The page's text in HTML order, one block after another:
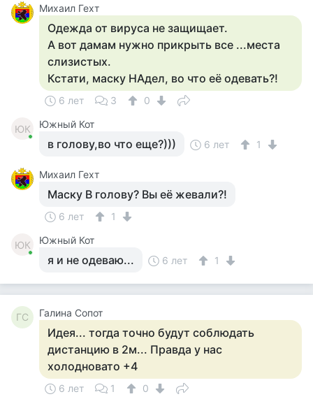
Михаил Гехт
Одежда от вируса не защищает.
А вот дамам нужно прикрыть все ...места
слизистых.
Кстати, маску НАдел, во что её одевать?!
6 лет 3 0
ЮК Южный Кот
в голову,во что еще?))) 6 лет 1
Михаил Гехт
Маску В голову? Вы её жевали?!
6 лет 1
ЮК Южный Кот
я и не одеваю... 6 лет 1
ГС Галина Сопот
Идея... тогда точно будут соблюдать
дистанцию в 2м... Правда у нас
холодновато +4
6 лет 1 0